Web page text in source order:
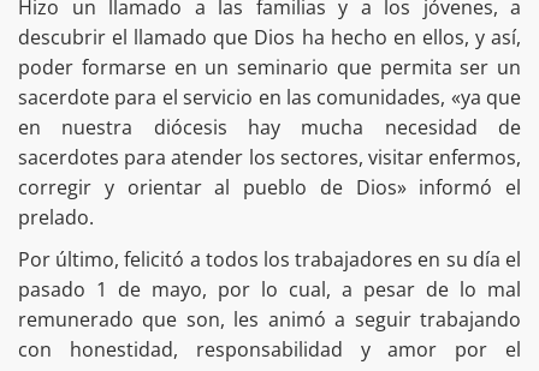
Hizo un llamado a las familias y a los jóvenes, a
descubrir el llamado que Dios ha hecho en ellos, y así,
poder formarse en un seminario que permita ser un
sacerdote para el servicio en las comunidades, «ya que
en nuestra diócesis hay mucha necesidad de
sacerdotes para atender los sectores, visitar enfermos,
corregir y orientar al pueblo de Dios» informó el
prelado.
Por último, felicitó a todos los trabajadores en su día el
pasado 1 de mayo, por lo cual, a pesar de lo mal
remunerado que son, les animó a seguir trabajando
con honestidad, responsabilidad y amor por el